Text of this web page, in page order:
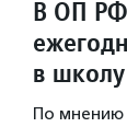
В ОП РФ
в школу
По мнению